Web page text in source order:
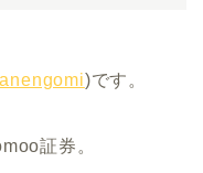
)です。
証券。